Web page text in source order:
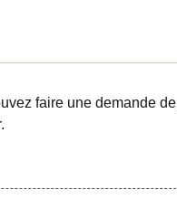
faire une demande de